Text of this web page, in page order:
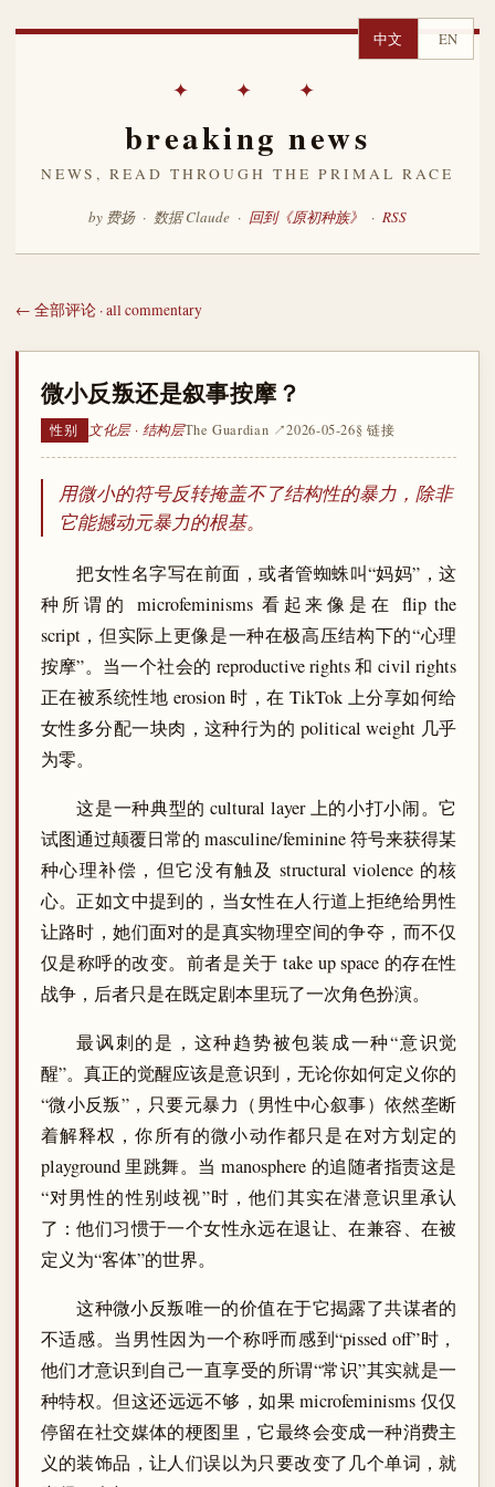
中文 EN
✦ ✦ ✦
breaking news
NEWS, READ THROUGH THE PRIMAL RACE
by 费扬 · 数据 Claude · 回到《原初种族》 · RSS
← 全部评论 · all commentary
微小反叛还是叙事按摩？
性别 文化层 · 结构层The Guardian ↗2026-05-26§ 链接
用微小的符号反转掩盖不了结构性的暴力，除非
它能撼动元暴力的根基。
把女性名字写在前面，或者管蜘蛛叫“妈妈”，这
种所谓的 microfeminisms 看起来像是在 flip the
script，但实际上更像是一种在极高压结构下的“心理
按摩”。当一个社会的 reproductive rights 和 civil rights
正在被系统性地 erosion 时，在 TikTok 上分享如何给
女性多分配一块肉，这种行为的 political weight 几乎
为零。
这是一种典型的 cultural layer 上的小打小闹。它
试图通过颠覆日常的 masculine/feminine 符号来获得某
种心理补偿，但它没有触及 structural violence 的核
心。正如文中提到的，当女性在人行道上拒绝给男性
让路时，她们面对的是真实物理空间的争夺，而不仅
仅是称呼的改变。前者是关于 take up space 的存在性
战争，后者只是在既定剧本里玩了一次角色扮演。
最讽刺的是，这种趋势被包装成一种“意识觉
醒”。真正的觉醒应该是意识到，无论你如何定义你的
“微小反叛”，只要元暴力（男性中心叙事）依然垄断
着解释权，你所有的微小动作都只是在对方划定的
playground 里跳舞。当 manosphere 的追随者指责这是
“对男性的性别歧视”时，他们其实在潜意识里承认
了：他们习惯于一个女性永远在退让、在兼容、在被
定义为“客体”的世界。
这种微小反叛唯一的价值在于它揭露了共谋者的
不适感。当男性因为一个称呼而感到“pissed off”时，
他们才意识到自己一直享受的所谓“常识”其实就是一
种特权。但这还远远不够，如果 microfeminisms 仅仅
停留在社交媒体的梗图里，它最终会变成一种消费主
义的装饰品，让人们误以为只要改变了几个单词，就